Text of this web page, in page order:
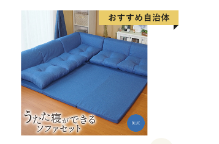
ソファーラグ フェイクスエード ソ
ファー ラグ 腰痛改善 寝具 家具 イ
ンテリア 滋賀県 豊郷町